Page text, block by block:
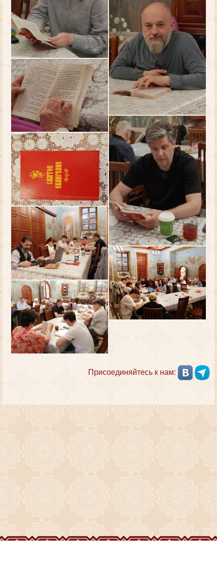
Присоединяйтесь к нам: